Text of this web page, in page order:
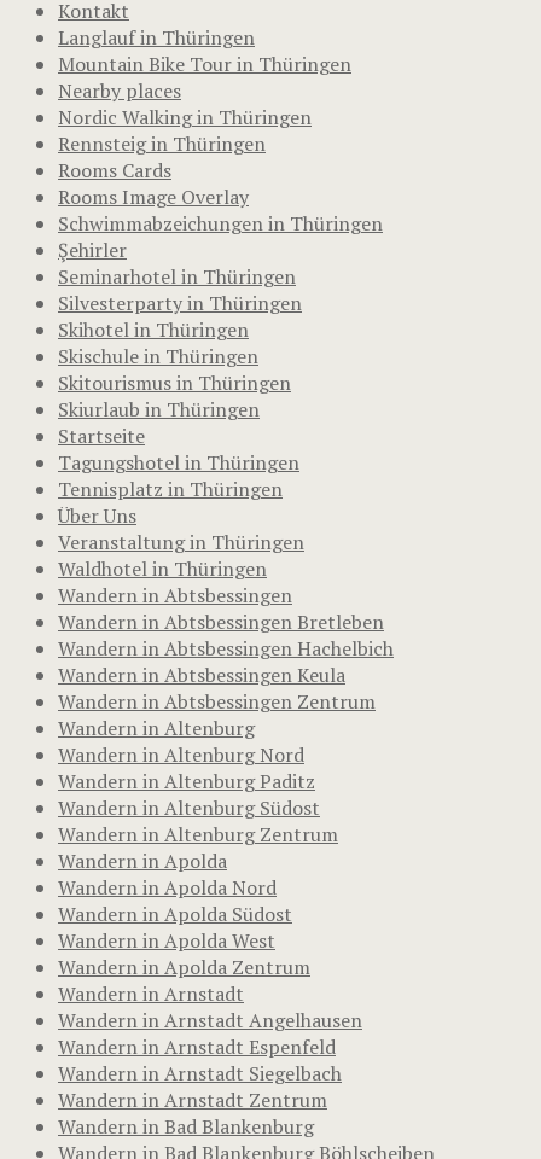
Kontakt
Langlauf in Thüringen
Mountain Bike Tour in Thüringen
Nearby places
Nordic Walking in Thüringen
Rennsteig in Thüringen
Rooms Cards
Rooms Image Overlay
Schwimmabzeichungen in Thüringen
Şehirler
Seminarhotel in Thüringen
Silvesterparty in Thüringen
Skihotel in Thüringen
Skischule in Thüringen
Skitourismus in Thüringen
Skiurlaub in Thüringen
Startseite
Tagungshotel in Thüringen
Tennisplatz in Thüringen
Über Uns
Veranstaltung in Thüringen
Waldhotel in Thüringen
Wandern in Abtsbessingen
Wandern in Abtsbessingen Bretleben
Wandern in Abtsbessingen Hachelbich
Wandern in Abtsbessingen Keula
Wandern in Abtsbessingen Zentrum
Wandern in Altenburg
Wandern in Altenburg Nord
Wandern in Altenburg Paditz
Wandern in Altenburg Südost
Wandern in Altenburg Zentrum
Wandern in Apolda
Wandern in Apolda Nord
Wandern in Apolda Südost
Wandern in Apolda West
Wandern in Apolda Zentrum
Wandern in Arnstadt
Wandern in Arnstadt Angelhausen
Wandern in Arnstadt Espenfeld
Wandern in Arnstadt Siegelbach
Wandern in Arnstadt Zentrum
Wandern in Bad Blankenburg
Wandern in Bad Blankenburg Böhlscheiben